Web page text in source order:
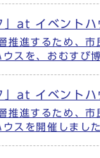
」at イベント
推進するため、
スを、おむすび
」at イベント
推進するため、
スを開催しました